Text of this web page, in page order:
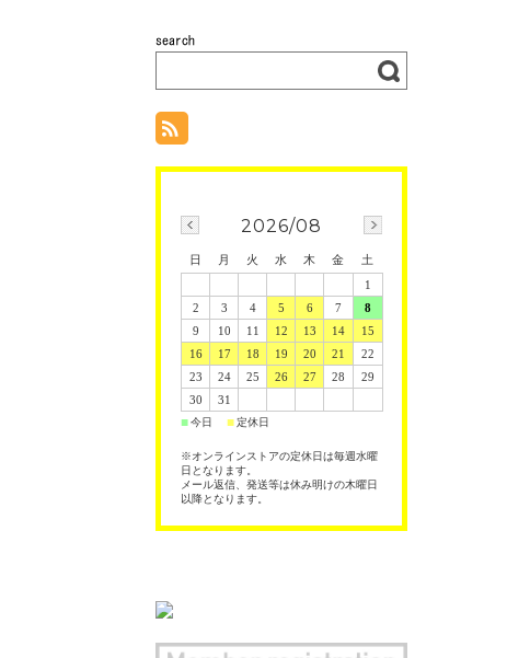
2026/08
日 月 火 水 木 金
土
1
2
3 4 5 6 7
8
9
10 11 12 13 14
15
16
17 18 19 20 21
22
23
24 25 26 27 28
29
30
31
■今日 ■定休日
※オンラインストアの定休日は毎週水曜
日となります。
メール返信、発送等は休み明けの木曜日
以降となります。